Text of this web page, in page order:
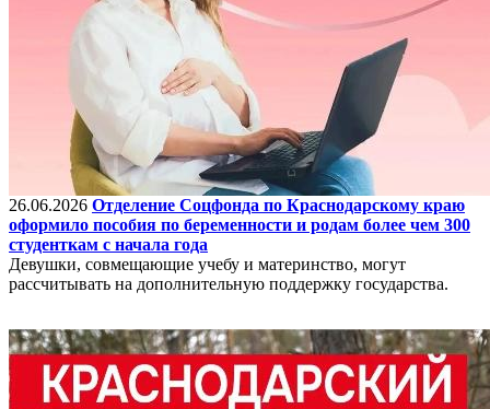
26.06.2026 Отделение Соцфонда по Краснодарскому краю
оформило пособия по беременности и родам более чем 300
студенткам с начала года
Девушки, совмещающие учебу и материнство, могут
рассчитывать на дополнительную поддержку государства.